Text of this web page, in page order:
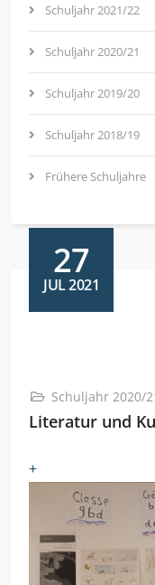
Schuljahr 2021/22
Schuljahr 2020/21
Schuljahr 2019/20
Schuljahr 2018/19
Frühere Schuljahre
27
JUL 2021
Schuljahr 2020/
Literatur und
+